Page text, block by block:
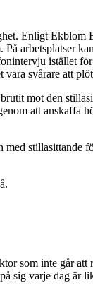
Enligt Ekblom
arbetsplatser
istället
svårare att
mot den
att anskaffa
stillasittande
som inte går att
sig varje dag är